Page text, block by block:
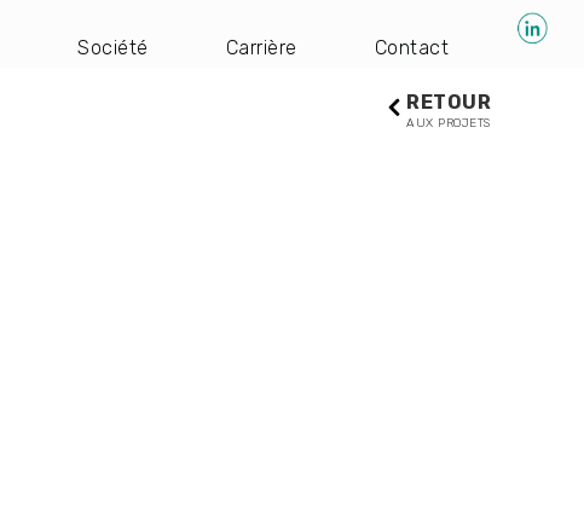
Société Carrière Contact
RETOUR
AUX PROJETS